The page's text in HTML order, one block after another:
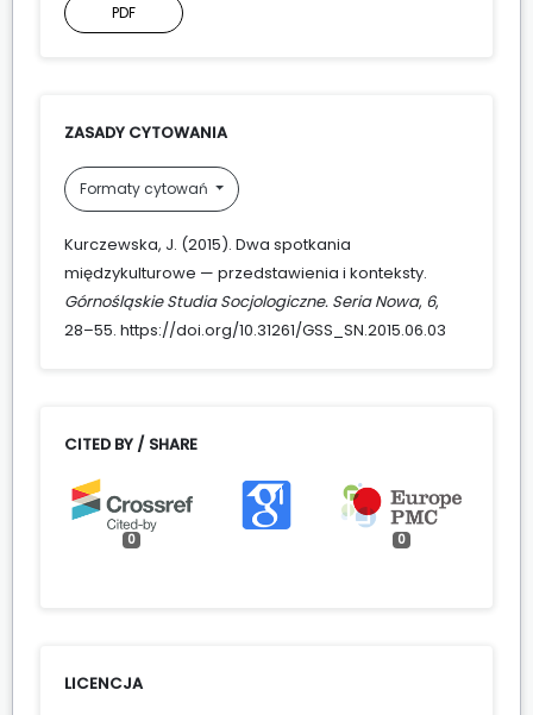
PDF
ZASADY CYTOWANIA
Formaty cytowań
Kurczewska, J. (2015). Dwa spotkania
międzykulturowe — przedstawienia i konteksty.
Górnośląskie Studia Socjologiczne. Seria Nowa, 6,
28–55. https://doi.org/10.31261/GSS_SN.2015.06.03
CITED BY / SHARE
0 0
LICENCJA